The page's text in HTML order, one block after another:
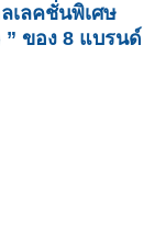
เลคชั่นพิเศษ
” ของ 8 แบรนด์